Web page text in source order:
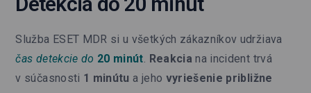
Služba ESET MDR si u všetkých zákazníkov udržiava
čas detekcie do 20 minút. Reakciana incident trvá
v súčasnosti 1 minútu a jeho vyriešenie približne